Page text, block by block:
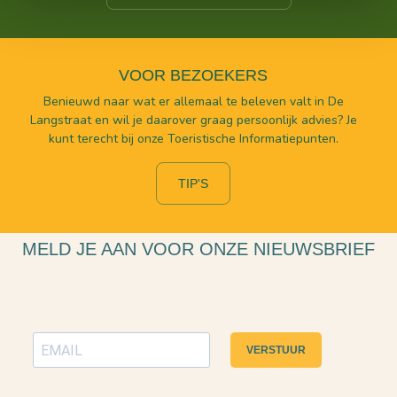
VOOR BEZOEKERS
Benieuwd naar wat er allemaal te beleven valt in De
Langstraat en wil je daarover graag persoonlijk advies? Je
kunt terecht bij onze Toeristische Informatiepunten.
TIP'S
MELD JE AAN VOOR ONZE NIEUWSBRIEF
VERSTUUR